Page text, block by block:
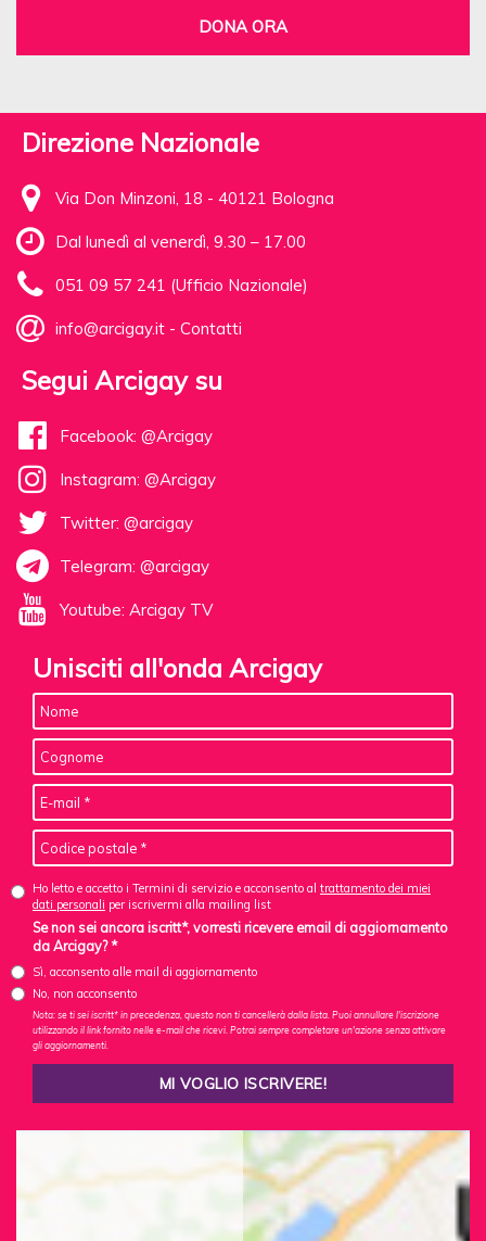
DONA ORA
Direzione Nazionale
Via Don Minzoni, 18 - 40121 Bologna
Dal lunedì al venerdì, 9.30 – 17.00
051 09 57 241 (Ufficio Nazionale)
info@arcigay.it - Contatti
Segui Arcigay su
Facebook: @Arcigay
Instagram: @Arcigay
Twitter: @arcigay
Telegram: @arcigay
Youtube: Arcigay TV
Unisciti all'onda Arcigay
Ho letto e accetto i Termini di servizio e acconsento al trattamento dei miei
dati personali per iscrivermi alla mailing list
Se non sei ancora iscritt*, vorresti ricevere email di aggiornamento
da Arcigay? *
Sì, acconsento alle mail di aggiornamento
No, non acconsento
Nota: se ti sei iscritt* in precedenza, questo non ti cancellerà dalla lista. Puoi annullare l'iscrizione
utilizzando il link fornito nelle e-mail che ricevi. Potrai sempre completare un'azione senza attivare
gli aggiornamenti.